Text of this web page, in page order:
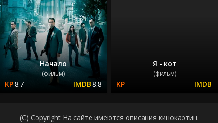
Начало
(фильм)
8.7 8.8
Я - кот
(фильм)
(C) Copyright На сайте имеются описания кинокартин.